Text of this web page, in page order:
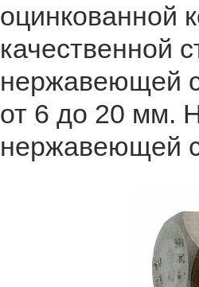
оцинкованной
качественной
нержавеющей
от 6 до 20 мм.
нержавеющей